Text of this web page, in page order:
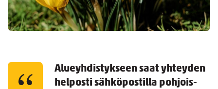
Alueyhdistykseen saat yhteyden
helposti sähköpostilla pohjois-